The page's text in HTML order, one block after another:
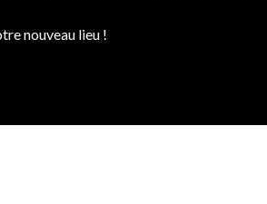
nouveau lieu !